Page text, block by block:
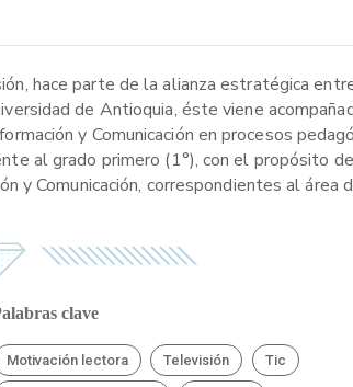
hace parte de la alianza estratégica
de Antioquia, éste viene
y Comunicación en procesos
al grado primero (1°), con el propósito
y Comunicación, correspondientes al área
clave
Motivación lectora Televisión Tic